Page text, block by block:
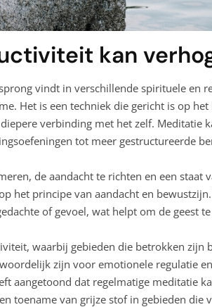
kan
vindt in verschillende spirituele en
Het is een techniek die gericht is op
verbinding met het zelf. Meditatie
tot meer gestructureerde
de aandacht te richten en een staat
het principe van aandacht en
of gevoel, wat helpt om de geest
waarbij gebieden die betrokken zijn
zijn voor emotionele regulatie
aangetoond dat regelmatige meditatie
toename van grijze stof in gebieden die